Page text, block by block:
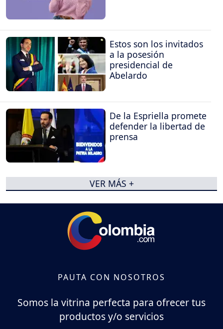
Estos son los invitados
a la posesión
presidencial de
Abelardo
De la Espriella promete
defender la libertad de
prensa
VER MÁS +
PAUTA CON NOSOTROS
Somos la vitrina perfecta para ofrecer tus
productos y/o servicios